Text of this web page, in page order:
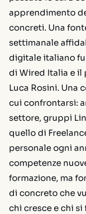
apprendimento
concreti. Una
settimanale
digitale italiano
di Wired Italia e il
Luca Rosini. Una
cui confrontarsi:
settore, gruppi
quello di
personale ogni
competenze
formazione, ma
di concreto che
chi cresce e chi si